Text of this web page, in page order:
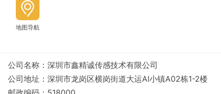
地图导航
公司名称：深圳市鑫精诚传感技术有限公司
公司地址：深圳市龙岗区横岗街道大运AI小镇A02栋1-2楼